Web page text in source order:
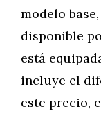
modelo
disponible
está
incluye el
este precio,